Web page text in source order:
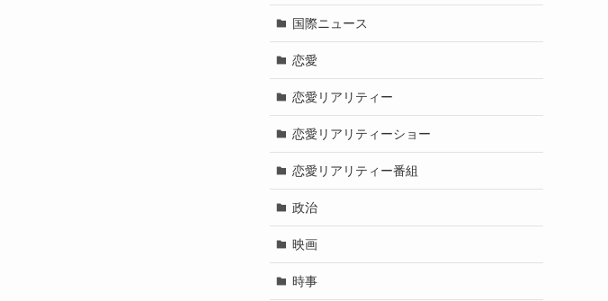
国際ニュース
恋愛
恋愛リアリティー
恋愛リアリティーショー
恋愛リアリティー番組
政治
映画
時事